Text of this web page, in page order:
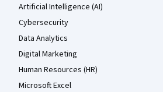
Artificial Intelligence (AI)
Cybersecurity
Data Analytics
Digital Marketing
Human Resources (HR)
Microsoft Excel